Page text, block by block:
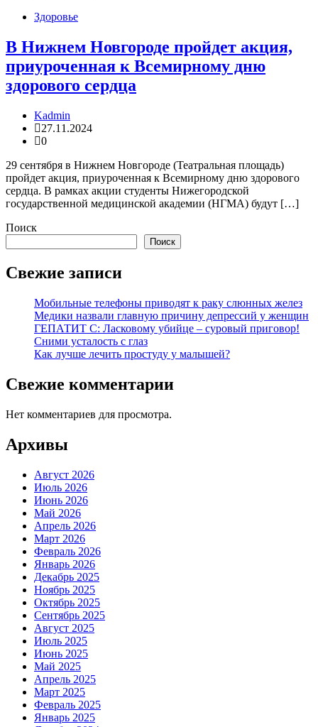
Здоровье
В Нижнем Новгороде пройдет акция,
приуроченная к Всемирному дню
здорового сердца
Kadmin
27.11.2024
0
29 сентября в Нижнем Новгороде (Театральная площадь)
пройдет акция, приуроченная к Всемирному дню здорового
сердца. В рамках акции студенты Нижегородской
государственной медицинской академии (НГМА) будут […]
Поиск
Поиск
Свежие записи
Мобильные телефоны приводят к раку слюнных желез
Медики назвали главную причину депрессий у женщин
ГЕПАТИТ С: Ласковому убийце – суровый приговор!
Сними усталость с глаз
Как лучше лечить простуду у малышей?
Свежие комментарии
Нет комментариев для просмотра.
Архивы
Август 2026
Июль 2026
Июнь 2026
Май 2026
Апрель 2026
Март 2026
Февраль 2026
Январь 2026
Декабрь 2025
Ноябрь 2025
Октябрь 2025
Сентябрь 2025
Август 2025
Июль 2025
Июнь 2025
Май 2025
Апрель 2025
Март 2025
Февраль 2025
Январь 2025